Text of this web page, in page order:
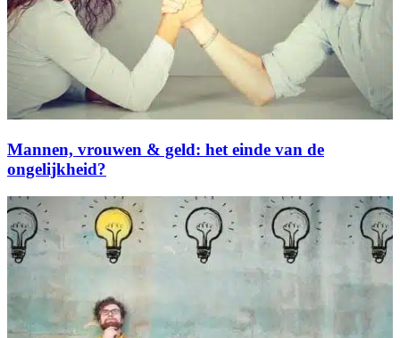
Mannen, vrouwen & geld: het einde van de
ongelijkheid?